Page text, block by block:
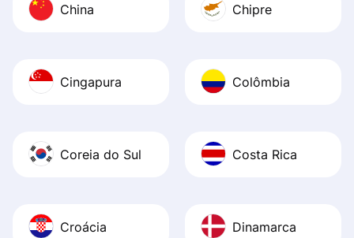
China Chipre
Cingapura Colômbia
Coreia do Sul Costa Rica
Croácia Dinamarca